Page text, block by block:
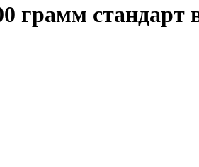
грамм стандарт